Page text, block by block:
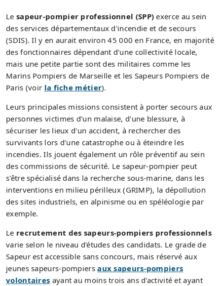
Le sapeur-pompier professionnel (SPP) exerce au sein
des services départementaux d'incendie et de secours
(SDIS). Il y en aurait environ 45 000 en France, en majorité
des fonctionnaires dépendant d'une collectivité locale,
mais une petite partie sont des militaires comme les
Marins Pompiers de Marseille et les Sapeurs Pompiers de
Paris (voir la fiche métier).
Leurs principales missions consistent à porter secours aux
personnes victimes d'un malaise, d'une blessure, à
sécuriser les lieux d'un accident, à rechercher des
survivants lors d'une catastrophe ou à éteindre les
incendies. Ils jouent également un rôle préventif au sein
des commissions de sécurité. Le sapeur-pompier peut
s'être spécialisé dans la recherche sous-marine, dans les
interventions en milieu périlleux (GRIMP), la dépollution
des sites industriels, en alpinisme ou en spéléologie par
exemple.
Le recrutement des sapeurs-pompiers professionnels
varie selon le niveau d'études des candidats. Le grade de
Sapeur est accessible sans concours, mais réservé aux
jeunes sapeurs-pompiersaux sapeurs-pompiers
volontaires ayant au moins trois ans d'activité et ayant